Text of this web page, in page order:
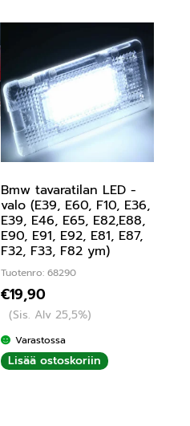
Bmw tavaratilan LED -
valo (E39, E60, F10, E36,
E39, E46, E65, E82,E88,
E90, E91, E92, E81, E87,
F32, F33, F82 ym)
Tuotenro: 68290
€19,90
(Sis. Alv 25,5%)
Varastossa
Lisää ostoskoriin